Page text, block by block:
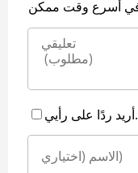
أريد ردًا على رأيي.